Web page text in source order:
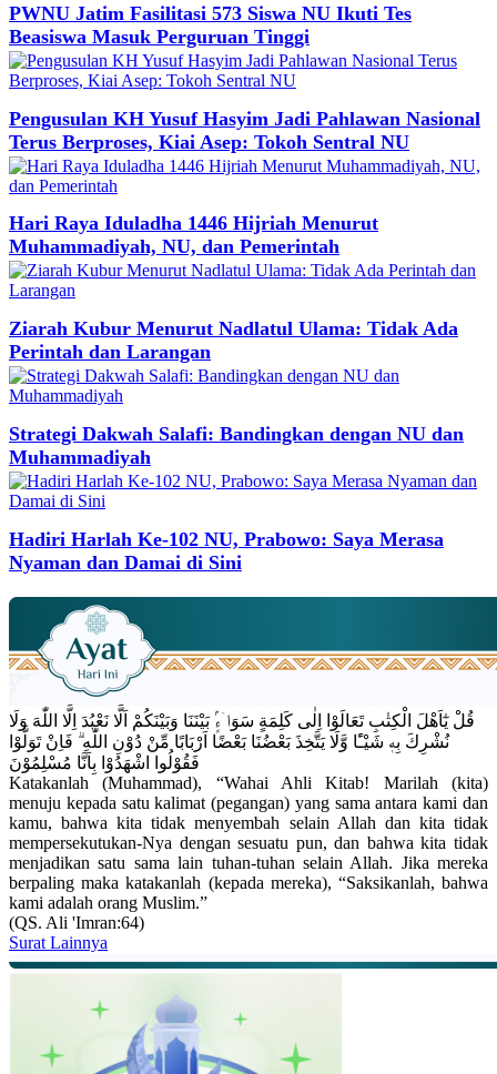
PWNU Jatim Fasilitasi 573 Siswa NU Ikuti Tes
Beasiswa Masuk Perguruan Tinggi
Pengusulan KH Yusuf Hasyim Jadi Pahlawan Nasional
Terus Berproses, Kiai Asep: Tokoh Sentral NU
Hari Raya Iduladha 1446 Hijriah Menurut
Muhammadiyah, NU, dan Pemerintah
Ziarah Kubur Menurut Nadlatul Ulama: Tidak Ada
Perintah dan Larangan
Strategi Dakwah Salafi: Bandingkan dengan NU dan
Muhammadiyah
Hadiri Harlah Ke-102 NU, Prabowo: Saya Merasa
Nyaman dan Damai di Sini
قُلْ يٰٓاَهْلَ الْكِتٰبِ تَعَالَوْا اِلٰى كَلِمَةٍ سَوَاۤءٍۢ بَيْنَنَا وَبَيْنَكُمْ اَلَّا نَعْبُدَ اِلَّا اللّٰهَ وَلَا
نُشْرِكَ بِهٖ شَيْـًٔا وَّلَا يَتَّخِذَ بَعْضُنَا بَعْضًا اَرْبَابًا مِّنْ دُوْنِ اللّٰهِ ۗ فَاِنْ تَوَلَّوْا
فَقُوْلُوا اشْهَدُوْا بِاَنَّا مُسْلِمُوْنَ
Katakanlah (Muhammad), “Wahai Ahli Kitab! Marilah (kita)
menuju kepada satu kalimat (pegangan) yang sama antara kami dan
kamu, bahwa kita tidak menyembah selain Allah dan kita tidak
mempersekutukan-Nya dengan sesuatu pun, dan bahwa kita tidak
menjadikan satu sama lain tuhan-tuhan selain Allah. Jika mereka
berpaling maka katakanlah (kepada mereka), “Saksikanlah, bahwa
kami adalah orang Muslim.”
(QS. Ali 'Imran:64)
Surat Lainnya